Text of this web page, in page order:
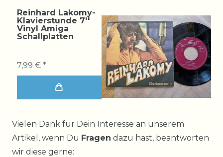
Reinhard Lakomy-
Klavierstunde 7''
Vinyl Amiga
Schallplatten
7,99 € *
Vielen Dank für Dein Interesse an unserem
Artikel, wenn Du Fragen dazu hast, beantworten
wir diese gerne:
Ceres::Template.mailFormHoneypotLabel